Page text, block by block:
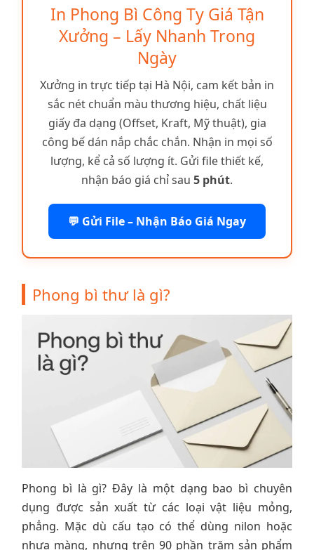
In Phong Bì Công Ty Giá Tận
Xưởng – Lấy Nhanh Trong
Ngày
Xưởng in trực tiếp tại Hà Nội, cam kết bản in
sắc nét chuẩn màu thương hiệu, chất liệu
giấy đa dạng (Offset, Kraft, Mỹ thuật), gia
công bế dán nắp chắc chắn. Nhận in mọi số
lượng, kể cả số lượng ít. Gửi file thiết kế,
nhận báo giá chỉ sau 5 phút.
💬 Gửi File – Nhận Báo Giá Ngay
Phong bì thư là gì?
Phong bì là gì? Đây là một dạng bao bì chuyên
dụng được sản xuất từ các loại vật liệu mỏng,
phẳng. Mặc dù cấu tạo có thể dùng nilon hoặc
nhựa màng, nhưng trên 90 phần trăm sản phẩm